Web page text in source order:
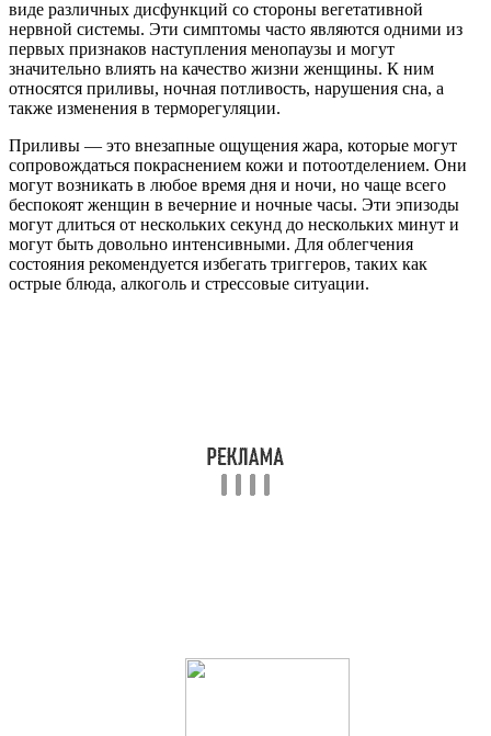
виде различных дисфункций со стороны вегетативной
нервной системы. Эти симптомы часто являются одними из
первых признаков наступления менопаузы и могут
значительно влиять на качество жизни женщины. К ним
относятся приливы, ночная потливость, нарушения сна, а
также изменения в терморегуляции.
Приливы — это внезапные ощущения жара, которые могут
сопровождаться покраснением кожи и потоотделением. Они
могут возникать в любое время дня и ночи, но чаще всего
беспокоят женщин в вечерние и ночные часы. Эти эпизоды
могут длиться от нескольких секунд до нескольких минут и
могут быть довольно интенсивными. Для облегчения
состояния рекомендуется избегать триггеров, таких как
острые блюда, алкоголь и стрессовые ситуации.